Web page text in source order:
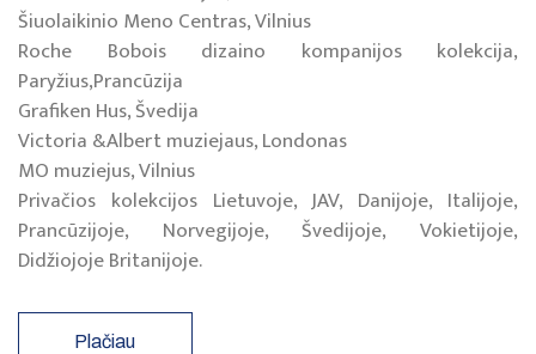
Šiuolaikinio Meno Centras, Vilnius
Roche Bobois dizaino kompanijos kolekcija,
Paryžius,Prancūzija
Grafiken Hus, Švedija
Victoria &Albert muziejaus, Londonas
MO muziejus, Vilnius
Privačios kolekcijos Lietuvoje, JAV, Danijoje, Italijoje,
Prancūzijoje, Norvegijoje, Švedijoje, Vokietijoje,
Didžiojoje Britanijoje.
Plačiau